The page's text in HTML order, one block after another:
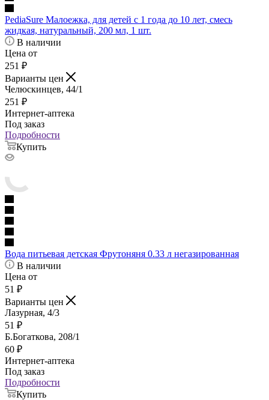
PediaSure Малоежка, для детей с 1 года до 10 лет, смесь
жидкая, натуральный, 200 мл, 1 шт.
В наличии
Цена от
251 ₽
Варианты цен
Челюскинцев, 44/1
251 ₽
Интернет-аптека
Под заказ
Подробности
Купить
Вода питьевая детская Фрутоняня 0.33 л негазированная
В наличии
Цена от
51 ₽
Варианты цен
Лазурная, 4/3
51 ₽
Б.Богаткова, 208/1
60 ₽
Интернет-аптека
Под заказ
Подробности
Купить